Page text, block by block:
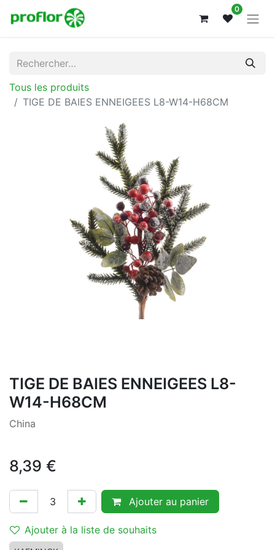
0
Tous les produits
TIGE DE BAIES ENNEIGEES L8-W14-H68CM
TIGE DE BAIES ENNEIGEES L8-
W14-H68CM
China
8,39 €
Ajouter au panier
Ajouter à la liste de souhaits